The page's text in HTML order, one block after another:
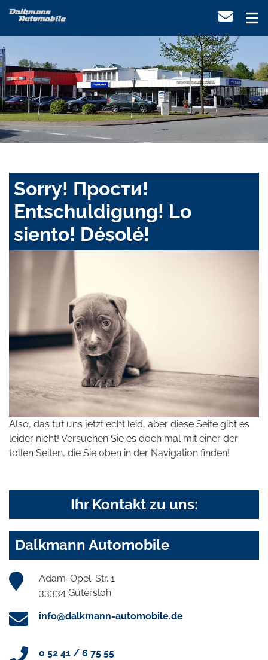
Sorry! Прости!
Entschuldigung! Lo
siento! Désolé!
Also, das tut uns jetzt echt leid, aber diese Seite gibt es
leider nicht! Versuchen Sie es doch mal mit einer der
tollen Seiten, die Sie oben in der Navigation finden!
Ihr Kontakt zu uns:
Dalkmann Automobile
Adam-Opel-Str. 1
33334 Gütersloh
info@dalkmann-automobile.de
0 52 41 / 6 75 55